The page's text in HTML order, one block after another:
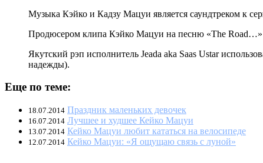
Музыка Кэйко и Кадзу Мацуи является саундтреком к
Продюсером клипа Кэйко Мацуи на песню «The Road…»
Якутский рэп исполнитель Jeada aka Saas Ustar
надежды).
Еще по теме:
18.07.2014 Праздник маленьких девочек
16.07.2014 Лучшее и худшее Кейко Мацуи
13.07.2014 Кейко Мацуи любит кататься на велосипеде
12.07.2014 Кейко Мацуи: «Я ощущаю связь с луной»